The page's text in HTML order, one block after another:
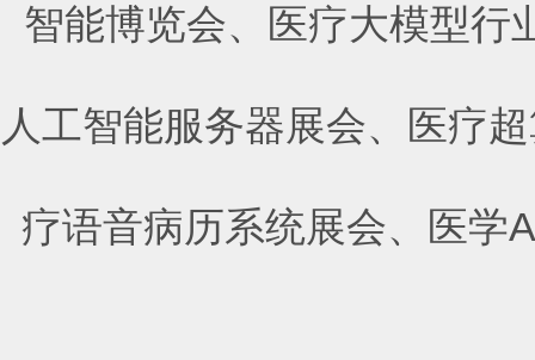
智能博览会、 医疗大模型行
人工智能服务器展会、 医疗
疗语音病历系统展会、 医学